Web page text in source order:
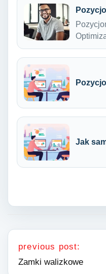
Jak
Nawigacja
previous post:
Zamki walizkowe